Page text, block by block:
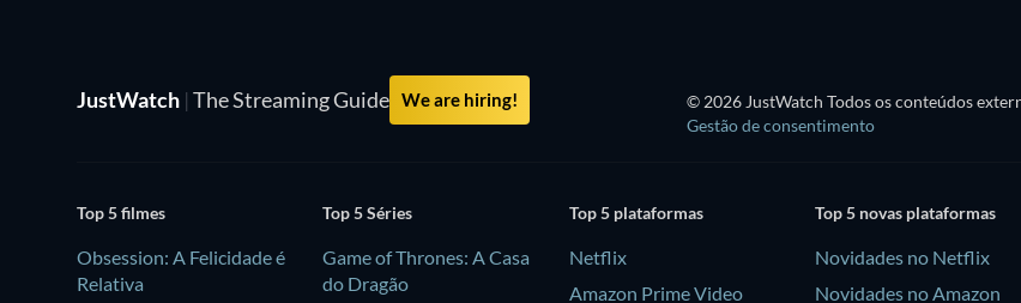
JustWatch | The Streaming Guide We are hiring! © 2026 JustWatch Todos os conteúdos
Gestão de consentimento
Top 5 filmes
Obsession: A Felicidade é
Relativa
Top 5 Séries
Game of Thrones: A Casa
do Dragão
Top 5 plataformas
Netflix
Amazon Prime Video
Top 5 novas plataformas
Novidades no Netflix
Novidades no Amazon